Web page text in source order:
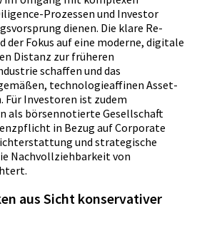
Prozessen und Investor
dienen. Die klare Re-
der Fokus auf eine moderne, digitale
Distanz zur früheren
schaffen und das
technologieaffinen Asset-
Für Investoren ist zudem
als börsennotierte Gesellschaft
in Bezug auf Corporate
und strategische
Nachvollziehbarkeit von
aus Sicht konservativer